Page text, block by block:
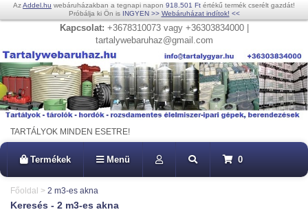
AzAddel.hu webáruházakban a tegnapi napon 918.501 Ft értékű termék cserélt gazdát!
Próbálja ki Ön is INGYEN >> Webáruházat indítok! <<
Kapcsolat: +3678310073 vagy +36303834000 |
tartalywebaruhaz@gmail.com
TARTÁLYOK MINDEN ESETRE!
Termékek Menü 0
Főoldal > 2 m3-es akna
Keresés - 2 m3-es akna